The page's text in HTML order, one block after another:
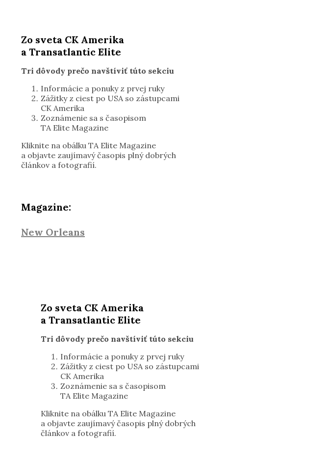
Zo sveta CK Amerika
a Transatlantic Elite
Tri dôvody prečo navštíviť túto sekciu
Informácie a ponuky z prvej ruky
Zážitky z ciest po USA so zástupcami
CK Amerika
Zoznámenie sa s časopisom
TA Elite Magazine
Kliknite na obálku TA Elite Magazine
a objavte zaujímavý časopis plný dobrých
článkov a fotografií.
Magazine:
New Orleans
Zo sveta CK Amerika
a Transatlantic Elite
Tri dôvody prečo navštíviť túto sekciu
Informácie a ponuky z prvej ruky
Zážitky z ciest po USA so zástupcami
CK Amerika
Zoznámenie sa s časopisom
TA Elite Magazine
Kliknite na obálku TA Elite Magazine
a objavte zaujímavý časopis plný dobrých
článkov a fotografií.